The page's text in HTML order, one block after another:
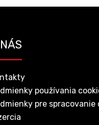
používania
pre